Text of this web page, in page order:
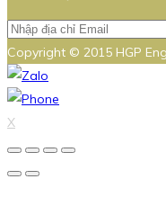
Copyright © 2015 HGP
X